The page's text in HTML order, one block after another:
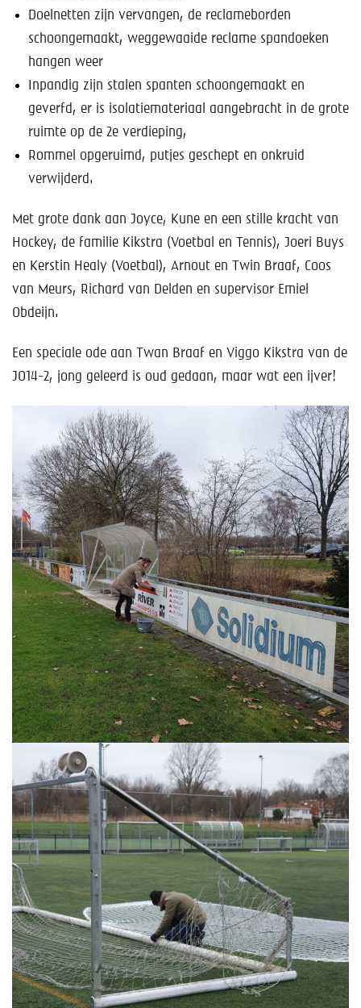
Doelnetten zijn vervangen, de reclameborden
schoongemaakt, weggewaaide reclame spandoeken
hangen weer
Inpandig zijn stalen spanten schoongemaakt en
geverfd, er is isolatiemateriaal aangebracht in de grote
ruimte op de 2e verdieping,
Rommel opgeruimd, putjes geschept en onkruid
verwijderd.
Met grote dank aan Joyce, Kune en een stille kracht van
Hockey, de familie Kikstra (Voetbal en Tennis), Joeri Buys
en Kerstin Healy (Voetbal), Arnout en Twin Braaf, Coos
van Meurs, Richard van Delden en supervisor Emiel
Obdeijn.
Een speciale ode aan Twan Braaf en Viggo Kikstra van de
JO14-2, jong geleerd is oud gedaan, maar wat een ijver!